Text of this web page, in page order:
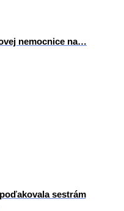
nemocnice na…
sestrám